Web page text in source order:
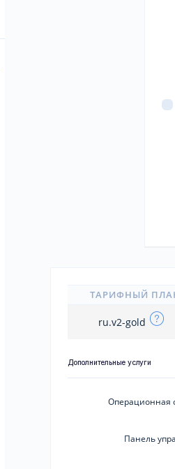
ТАРИФНЫЙ
ru.v2-gold
Дополнительные услуги
Операционная
Панель